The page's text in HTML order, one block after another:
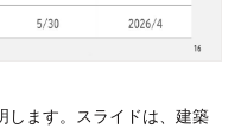
します。スライドは、建築